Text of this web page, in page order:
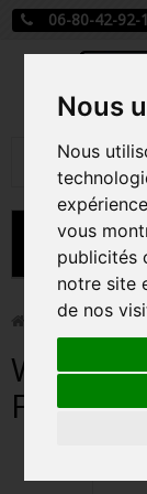
Nous
Nous
vous
publicités
notre site
de nos
06-80-42-92-
MENU
CARTE A JOUER
PRÉCOMMANDE
FIGURINES POP
FIGURINES POP
FIGURINES POP
Funko Pop!
WHIP IT
FUNKO